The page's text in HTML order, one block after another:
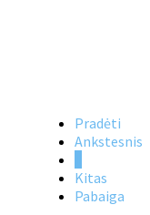
Pradėti
Ankstesnis
Kitas
Pabaiga